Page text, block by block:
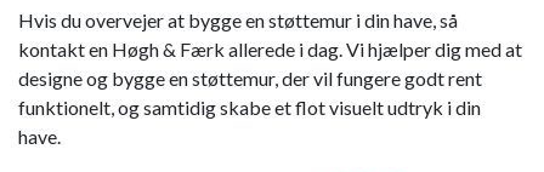
Hvis du overvejer at bygge en støttemur i din have, så
kontakt en Høgh & Færk allerede i dag. Vi hjælper dig med at
designe og bygge en støttemur, der vil fungere godt rent
funktionelt, og samtidig skabe et flot visuelt udtryk i din
have.